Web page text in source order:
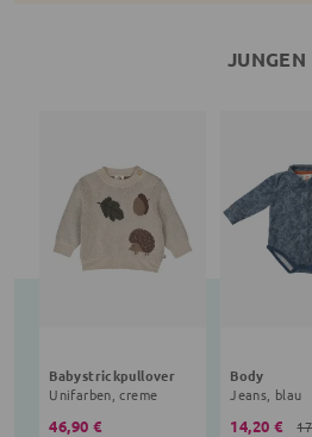
JUNGEN
Babystrickpullover
Unifarben, creme
46,90 €
Body
Jeans, blau
14,20 €